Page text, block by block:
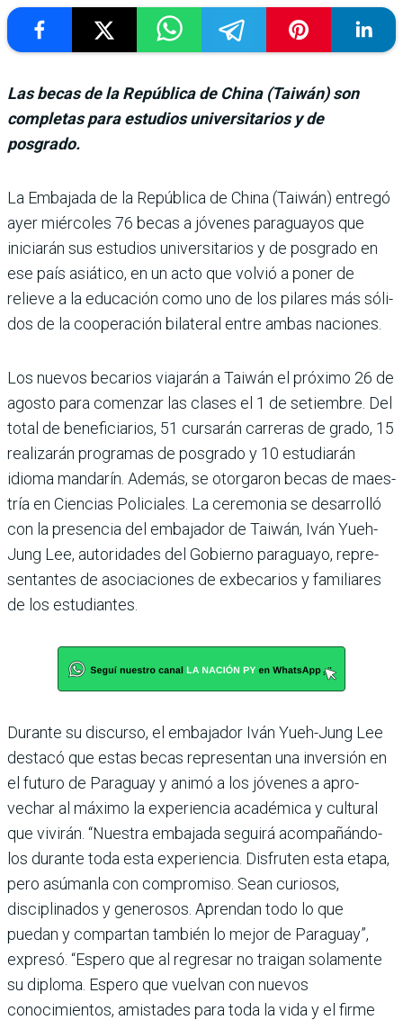
Las becas de la República de China (Taiwán) son
completas para estudios universitarios y de
posgrado.
La Embajada de la Repú­blica de China (Tai­wán) entregó
ayer miércoles 76 becas a jóvenes paraguayos que
iniciarán sus estudios universitarios y de posgrado en
ese país asiático, en un acto que volvió a poner de
relieve a la educación como uno de los pilares más sóli­
dos de la cooperación bilate­ral entre ambas naciones.
Los nuevos becarios viaja­rán a Taiwán el próximo 26 de
agosto para comenzar las clases el 1 de setiembre. Del
total de beneficiarios, 51 cursarán carreras de grado, 15
realizarán programas de posgrado y 10 estudiarán
idioma mandarín. Además, se otorgaron becas de maes­
tría en Ciencias Policiales. La ceremonia se desarrolló
con la presencia del embaja­dor de Taiwán, Iván Yueh-
Jung Lee, autoridades del Gobierno paraguayo, repre­
sentantes de asociaciones de exbecarios y familiares
de los estudiantes.
Durante su discurso, el embajador Iván Yueh-Jung Lee
destacó que estas becas representan una inversión en
el futuro de Paraguay y animó a los jóvenes a apro­
vechar al máximo la expe­riencia académica y cultural
que vivirán. “Nuestra emba­jada seguirá acompañándo­
los durante toda esta expe­riencia. Disfruten esta etapa,
pero asúmanla con compro­miso. Sean curiosos,
discipli­nados y generosos. Aprendan todo lo que
puedan y compar­tan también lo mejor de Para­guay”,
expresó. “Espero que al regresar no traigan sola­mente
su diploma. Espero que vuelvan con nuevos
conocimientos, amistades para toda la vida y el firme